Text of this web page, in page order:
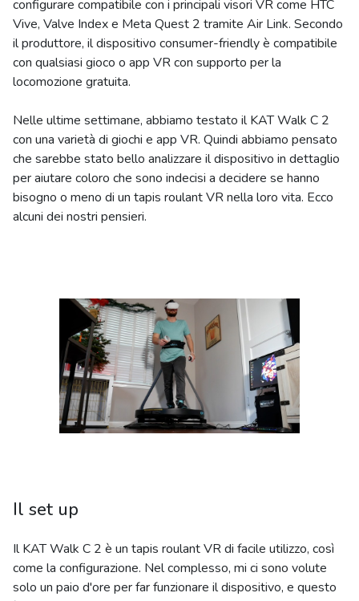
configurare compatibile con i principali visori VR come HTC
Vive, Valve Index e Meta Quest 2 tramite Air Link. Secondo
il produttore, il dispositivo consumer-friendly è compatibile
con qualsiasi gioco o app VR con supporto per la
locomozione gratuita.
Nelle ultime settimane, abbiamo testato il KAT Walk C 2
con una varietà di giochi e app VR. Quindi abbiamo pensato
che sarebbe stato bello analizzare il dispositivo in dettaglio
per aiutare coloro che sono indecisi a decidere se hanno
bisogno o meno di un tapis roulant VR nella loro vita. Ecco
alcuni dei nostri pensieri.
Il set up
Il KAT Walk C 2 è un tapis roulant VR di facile utilizzo, così
come la configurazione. Nel complesso, mi ci sono volute
solo un paio d'ore per far funzionare il dispositivo, e questo